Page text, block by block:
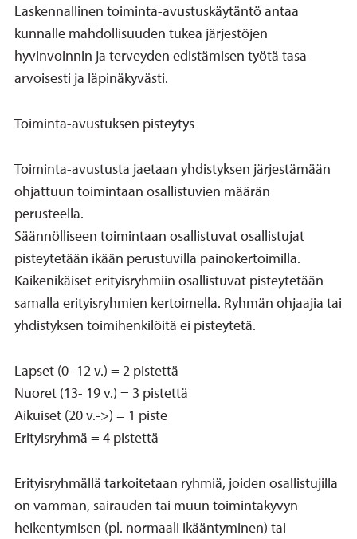
Laskennallinen toiminta-avustuskäytäntö antaa
kunnalle mahdollisuuden tukea järjestöjen
hyvinvoinnin ja terveyden edistämisen työtä tasa-
arvoisesti ja läpinäkyvästi.
Toiminta-avustuksen pisteytys
Toiminta-avustusta jaetaan yhdistyksen järjestämään
ohjattuun toimintaan osallistuvien määrän
perusteella.
Säännölliseen toimintaan osallistuvat osallistujat
pisteytetään ikään perustuvilla painokertoimilla.
Kaikenikäiset erityisryhmiin osallistuvat pisteytetään
samalla erityisryhmien kertoimella. Ryhmän ohjaajia tai
yhdistyksen toimihenkilöitä ei pisteytetä.
Lapset (0- 12 v.) = 2 pistettä
Nuoret (13- 19 v.) = 3 pistettä
Aikuiset (20 v.->) = 1 piste
Erityisryhmä = 4 pistettä
Erityisryhmällä tarkoitetaan ryhmiä, joiden osallistujilla
on vamman, sairauden tai muun toimintakyvyn
heikentymisen (pl. normaali ikääntyminen) tai